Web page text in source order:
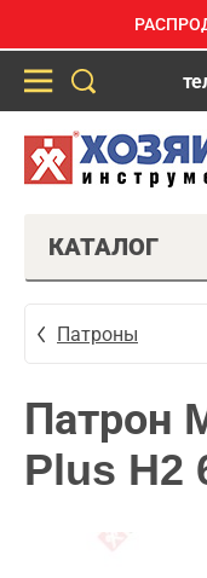
КАТАЛОГ
Патроны
Патрон
Plus H2